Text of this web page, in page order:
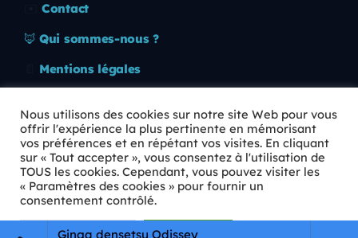
Ginga densetsu Odissey
Contact
🦊 Qui sommes-nous ?
Mentions légales
🛡️ RGPD
Copyright © 2026 Animkids. Tous droits réservés.
Nous utilisons des cookies sur notre site Web pour vous
offrir l'expérience la plus pertinente en mémorisant
vos préférences et en répétant vos visites. En cliquant
sur « Tout accepter », vous consentez à l'utilisation de
TOUS les cookies. Cependant, vous pouvez visiter les
« Paramètres des cookies » pour fournir un
consentement contrôlé.
Paramètres Cookie Tout accepter